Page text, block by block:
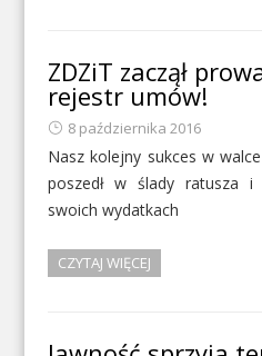
ZDZiT zaczął
rejestr umów!
8 października 2016
Nasz kolejny sukces w
poszedł w ślady ratusza
swoich wydatkach
CZYTAJ WIĘCEJ